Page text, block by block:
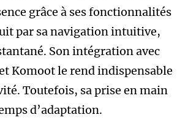
grâce à ses fonctionnalités
par sa navigation intuitive,
Son intégration avec
Komoot le rend indispensable
Toutefois, sa prise en main
d’adaptation.